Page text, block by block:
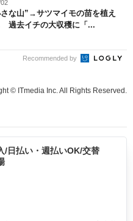
な山”→サツマイモの苗を植え
去イチの大収穫に「...
Recommended by
© ITmedia Inc. All Rights Reserved.
/日払い・週払いOK/交替